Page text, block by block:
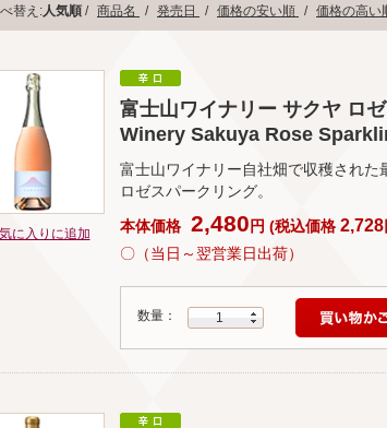
替え:人気順 / 商品名 / 発売日 / 価格の安い順 / 価格の高い
に入りに追加
富士山ワイナリー サクヤ ロ
Winery Sakuya Rose
富士山ワイナリー自社畑で収穫され
ロゼスパークリング。
本体価格 2,480 円 (税込価格2,728
〇（当日～翌営業日出荷）
数量： 1